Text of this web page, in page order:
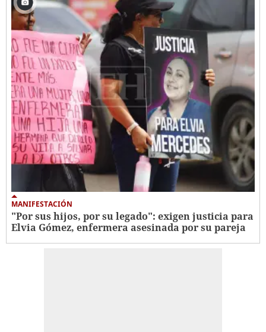
MANIFESTACIÓN
"Por sus hijos, por su legado": exigen justicia para
Elvia Gómez, enfermera asesinada por su pareja